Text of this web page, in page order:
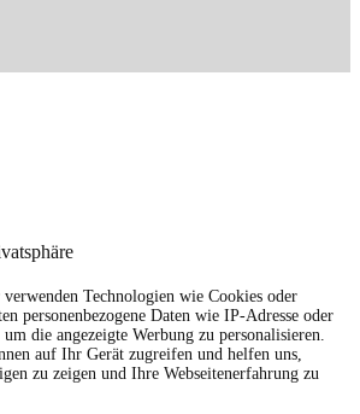
Technologien wie Cookies oder
personenbezogene Daten wie IP-Adresse oder
die angezeigte Werbung zu personalisieren.
auf Ihr Gerät zugreifen und helfen uns,
zu zeigen und Ihre Webseitenerfahrung zu